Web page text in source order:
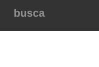
busca